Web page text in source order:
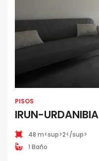
PISOS
IRUN-URDANIBIA
48 m<sup>2</sup>
1 Baño